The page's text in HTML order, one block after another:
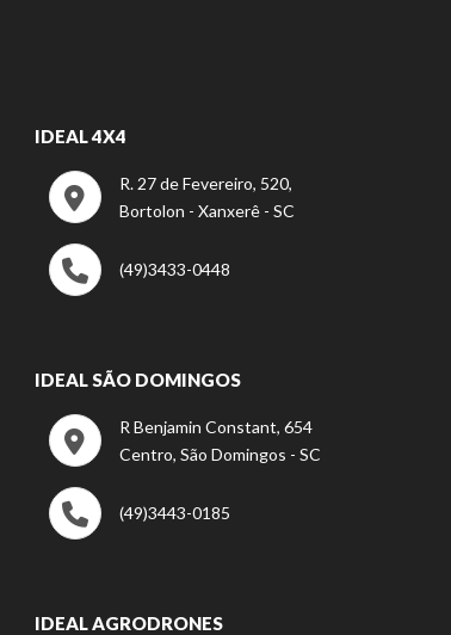
IDEAL 4X4
R. 27 de Fevereiro, 520,
Bortolon - Xanxerê - SC
(49)3433-0448
IDEAL SÃO DOMINGOS
R Benjamin Constant, 654
Centro, São Domingos - SC
(49)3443-0185
IDEAL AGRODRONES